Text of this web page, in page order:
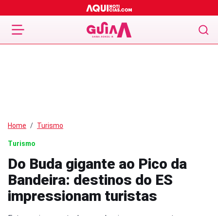
Home Turismo
Turismo
Do Buda gigante ao Pico da
Bandeira: destinos do ES
impressionam turistas